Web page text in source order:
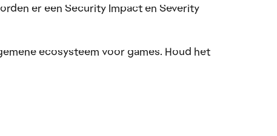
er een Security Impact en Severity
ecosysteem voor games. Houd het